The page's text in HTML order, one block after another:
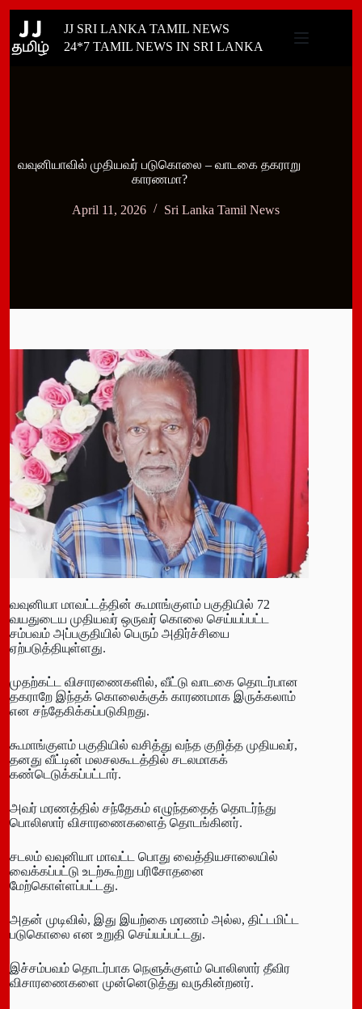
content
JJ SRI LANKA TAMIL NEWS
24*7 TAMIL NEWS IN SRI LANKA
வவுனியாவில் முதியவர் படுகொலை – வாடகை தகராறு
காரணமா?
April 11, 2026 Sri Lanka Tamil News
வவுனியா மாவட்டத்தின் கூமாங்குளம் பகுதியில் 72
வயதுடைய முதியவர் ஒருவர் கொலை செய்யப்பட்ட
சம்பவம் அப்பகுதியில் பெரும் அதிர்ச்சியை
ஏற்படுத்தியுள்ளது.
முதற்கட்ட விசாரணைகளில், வீட்டு வாடகை தொடர்பான
தகராறே இந்தக் கொலைக்குக் காரணமாக இருக்கலாம்
என சந்தேகிக்கப்படுகிறது.
கூமாங்குளம் பகுதியில் வசித்து வந்த குறித்த முதியவர்,
தனது வீட்டின் மலசலகூடத்தில் சடலமாகக்
கண்டெடுக்கப்பட்டார்.
அவர் மரணத்தில் சந்தேகம் எழுந்ததைத் தொடர்ந்து
பொலிஸார் விசாரணைகளைத் தொடங்கினர்.
சடலம் வவுனியா மாவட்ட பொது வைத்தியசாலையில்
வைக்கப்பட்டு உடற்கூற்று பரிசோதனை
மேற்கொள்ளப்பட்டது.
அதன் முடிவில், இது இயற்கை மரணம் அல்ல, திட்டமிட்ட
படுகொலை என உறுதி செய்யப்பட்டது.
இச்சம்பவம் தொடர்பாக நெளுக்குளம் பொலிஸார் தீவிர
விசாரணைகளை முன்னெடுத்து வருகின்றனர்.